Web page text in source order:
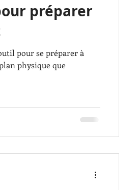
préparer
pour se préparer à
physique que